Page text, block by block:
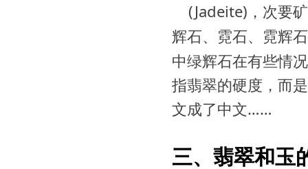
(Jadeite)，次要
辉石、霓石、霓辉
中绿辉石在有些情
指翡翠的硬度，而
文成了中文……
三、翡翠和玉